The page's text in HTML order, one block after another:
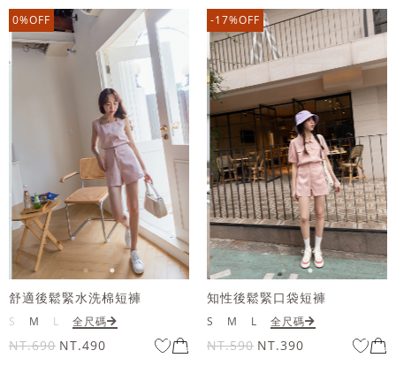
0%OFF
舒適後鬆緊水洗棉短褲
S M L 全尺碼
NT.690 NT.490
-17%OFF
知性後鬆緊口袋短褲
S M L 全尺碼
NT.590 NT.390